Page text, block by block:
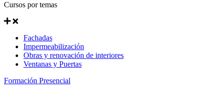
Cursos por temas
Fachadas
Impermeabilización
Obras y renovación de interiores
Ventanas y Puertas
Formación Presencial